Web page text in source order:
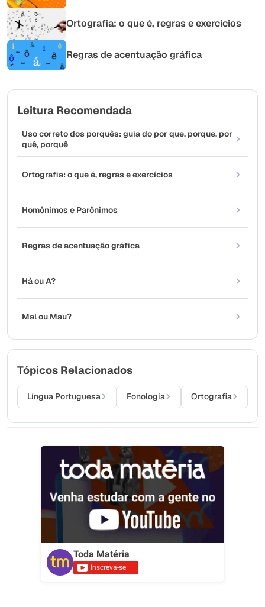
Ortografia: o que é, regras e exercícios
Regras de acentuação gráfica
Leitura Recomendada
Uso correto dos porquês: guia do por que, porque, por
quê, porquê
Ortografia: o que é, regras e exercícios
Homônimos e Parônimos
Regras de acentuação gráfica
Há ou A?
Mal ou Mau?
Tópicos Relacionados
Língua Portuguesa Fonologia Ortografia
Toda Matéria
Inscreva-se